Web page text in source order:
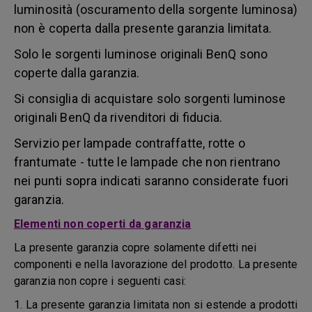
luminosità (oscuramento della sorgente luminosa)
non è coperta dalla presente garanzia limitata.
Solo le sorgenti luminose originali BenQ sono
coperte dalla garanzia.
Si consiglia di acquistare solo sorgenti luminose
originali BenQ da rivenditori di fiducia.
Servizio per lampade contraffatte, rotte o
frantumate - tutte le lampade che non rientrano
nei punti sopra indicati saranno considerate fuori
garanzia.
Elementi non coperti da garanzia
La presente garanzia copre solamente difetti nei
componenti e nella lavorazione del prodotto. La presente
garanzia non copre i seguenti casi:
1. La presente garanzia limitata non si estende a prodotti